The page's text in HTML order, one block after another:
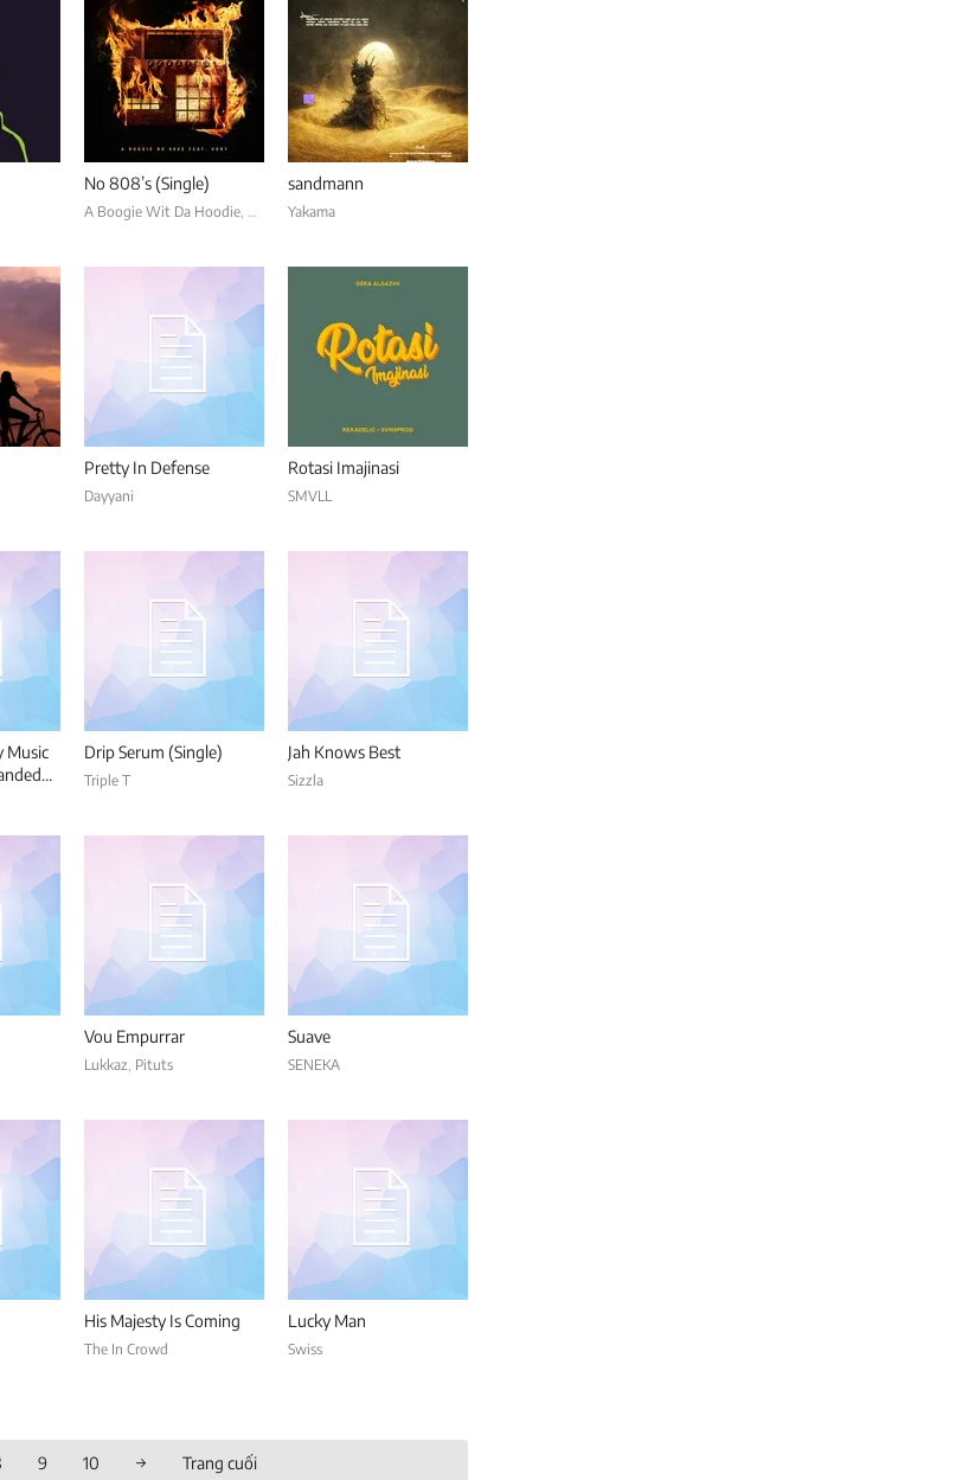
No 808’s (Single)
A Boogie Wit Da Hoodie, Vory
sandmann
Yakama
Pretty In Defense
Dayyani
Rotasi Imajinasi
SMVLL
Music
Drip Serum (Single)
Triple T
Jah Knows Best
Sizzla
Vou Empurrar
Lukkaz, Pituts
Suave
SENEKA
His Majesty Is Coming
The In Crowd
Lucky Man
Swiss
9 10 → Trang cuối